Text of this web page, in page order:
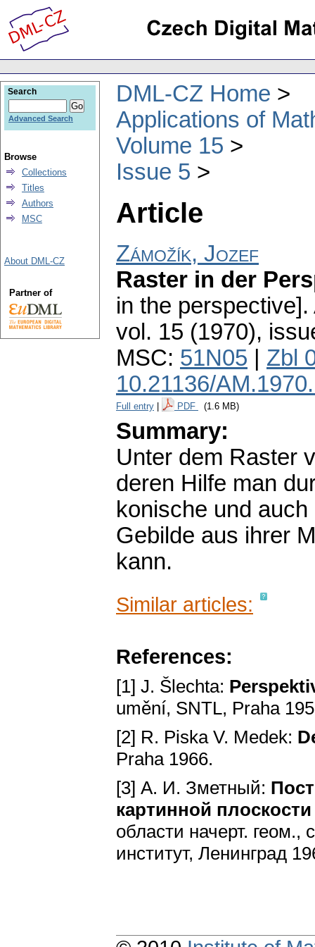
DML-CZ Home
Applications of
Volume 15
Issue 5
Article
Zámožík, Jozef
Raster in der
in the perspective].
vol. 15 (1970),
MSC: 51N05
Zbl
10.21136/
Full entry PDF (1.6 MB)
Summary:
Unter dem Raster
deren Hilfe man
konische und
Gebilde aus ihrer
kann.
Similar articles:
References:
[1] J. Šlechta:
umění, SNTL, Praha
[2] R. Piska V. Medek:
Praha 1966.
[3] А. И. Зметный:
картинной
области начерт. геом.,
институт, Ленинград
Search
Advanced Search
Browse
Collections
Titles
Authors
MSC
About DML-CZ
Partner of